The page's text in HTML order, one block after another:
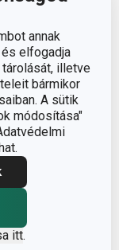
annak
elfogadja
illetve
bármikor
A sütik
módosítása"
itt.
porcelán